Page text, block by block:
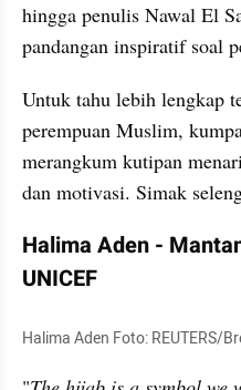
hingga penulis Nawal El
pandangan inspiratif soal
Untuk tahu lebih lengkap
perempuan Muslim,
merangkum kutipan
dan motivasi. Simak
Halima Aden -
UNICEF
Halima Aden Foto: REUTERS/